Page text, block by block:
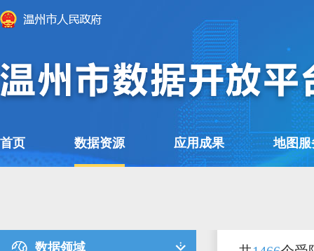
首页 数据资源 应用成果 地图服
数据领域